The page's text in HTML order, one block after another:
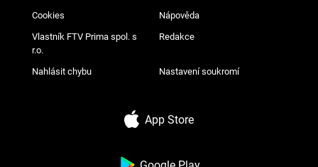
Cookies Nápověda
Vlastník FTV Prima spol. s
r.o.
Redakce
Nahlásit chybu Nastavení soukromí
App Store